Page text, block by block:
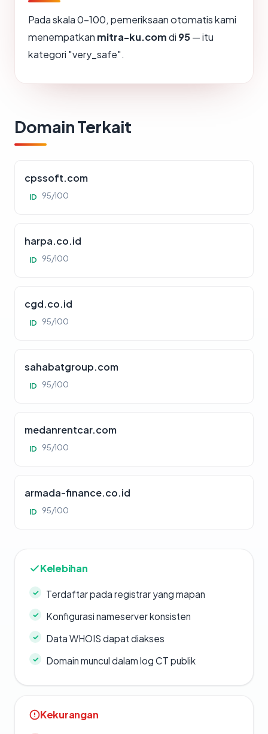
Pada skala 0-100, pemeriksaan otomatis kami
menempatkan mitra-ku.comdi 95— itu
kategori "very_safe".
Domain Terkait
cpssoft.com
ID 95/100
harpa.co.id
ID 95/100
cgd.co.id
ID 95/100
sahabatgroup.com
ID 95/100
medanrentcar.com
ID 95/100
armada-finance.co.id
ID 95/100
Kelebihan
Terdaftar pada registrar yang mapan
Konfigurasi nameserver konsisten
Data WHOIS dapat diakses
Domain muncul dalam log CT publik
Kekurangan